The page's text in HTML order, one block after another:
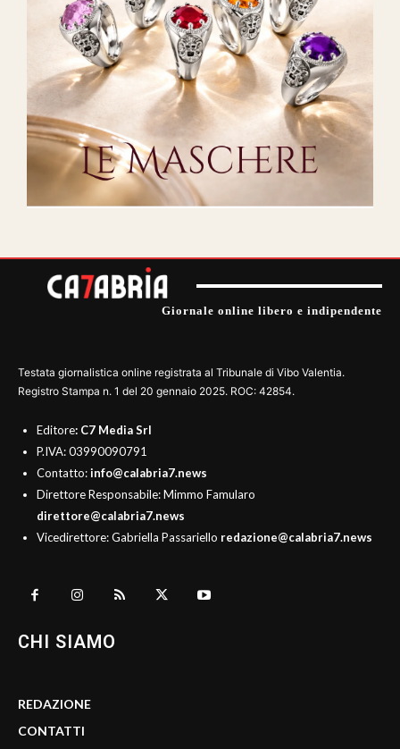
Giornale online libero e indipendente
Testata giornalistica online registrata al Tribunale di Vibo Valentia.
Registro Stampa n. 1 del 20 gennaio 2025. ROC: 42854.
Editore: C7 Media Srl
P.IVA: 03990090791
Contatto:info@calabria7.news
Direttore Responsabile: Mimmo Famularo
direttore@calabria7.news
Vicedirettore: Gabriella Passariello redazione@calabria7.news
CHI SIAMO
REDAZIONE
CONTATTI